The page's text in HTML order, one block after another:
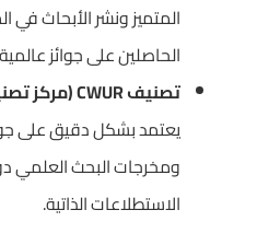
المتميز ونشر الأبحاث
الحاصلين على جوائز
تصنيف CWUR (مركز تصنيف الجامعات العالمية):
يعتمد بشكل دقيق على
ومخرجات البحث العلمي
الاستطلاعات الذاتية.